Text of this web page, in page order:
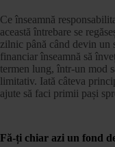
Ce înseamnă
această întrebare se
zilnic până când devin un
financiar înseamnă să
termen lung, într-un mod
limitativ. Iată câteva
ajute să faci primii pași
Fă-ți chiar azi un fond